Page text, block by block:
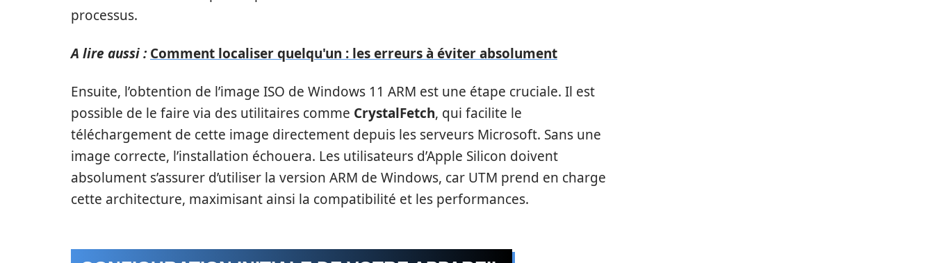
processus.
A lire aussi : Comment localiser quelqu'un : les erreurs à éviter absolument
Ensuite, l’obtention de l’image ISO de Windows 11 ARM est une étape cruciale. Il est
possible de le faire via des utilitaires comme CrystalFetch, qui facilite le
téléchargement de cette image directement depuis les serveurs Microsoft. Sans une
image correcte, l’installation échouera. Les utilisateurs d’Apple Silicon doivent
absolument s’assurer d’utiliser la version ARM de Windows, car UTM prend en charge
cette architecture, maximisant ainsi la compatibilité et les performances.